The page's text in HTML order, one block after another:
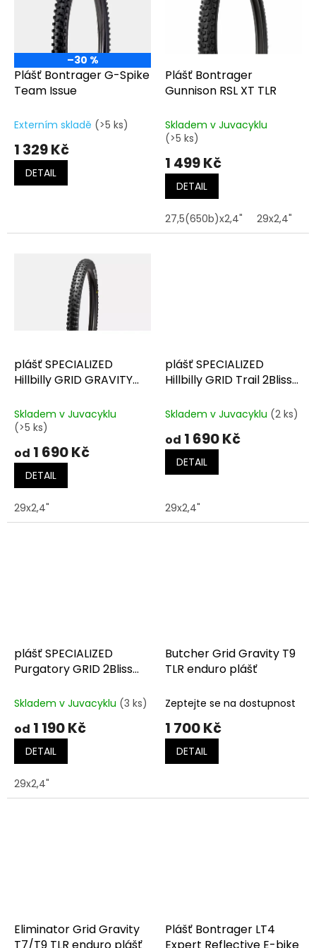
d
–30 %
Plášť Bontrager G-Spike
Team Issue
Externím skladě (>5 ks)
1 329 Kč
DETAIL
Plášť Bontrager
Gunnison RSL XT TLR
Skladem v Juvacyklu
(>5 ks)
1 499 Kč
DETAIL
27,5(650b)x2,4" 29x2,4"
plášť SPECIALIZED
Hillbilly GRID GRAVITY
Skladem v Juvacyklu
(>5 ks)
od 1 690 Kč
DETAIL
29x2,4"
plášť SPECIALIZED
Hillbilly GRID Trail 2Bliss
Skladem v Juvacyklu (2 ks)
od 1 690 Kč
DETAIL
29x2,4"
plášť SPECIALIZED
Purgatory GRID 2Bliss
Skladem v Juvacyklu (3 ks)
od 1 190 Kč
DETAIL
29x2,4"
Butcher Grid Gravity T9
TLR enduro plášť
Zeptejte se na dostupnost
1 700 Kč
DETAIL
Eliminator Grid Gravity
T7/T9 TLR enduro plášť
Plášť Bontrager LT4
Expert Reflective E-bike